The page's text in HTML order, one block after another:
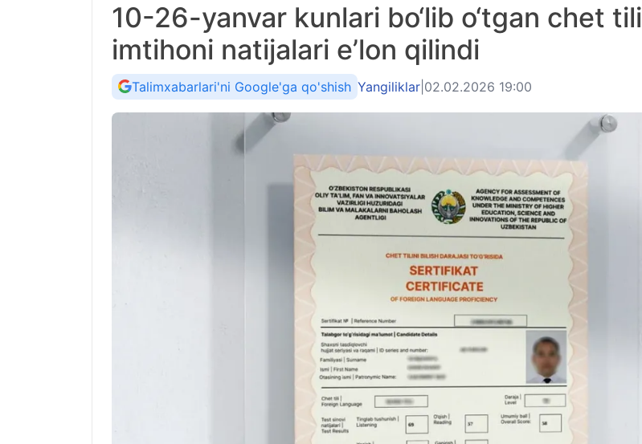
10-26-yanvar kunlari bo‘lib o‘tgan chet tili
imtihoni natijalari e’lon qilindi
Talimxabarlari'ni Google'ga qo'shish Yangiliklar 02.02.2026 19:00